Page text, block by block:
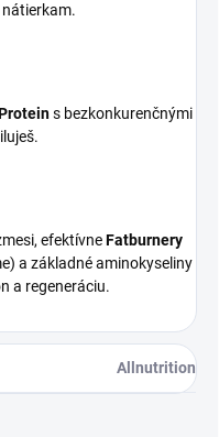
s bezkonkurenčnými
efektívneFatburnery
a základné aminokyseliny
a regeneráciu.
Allnutrition